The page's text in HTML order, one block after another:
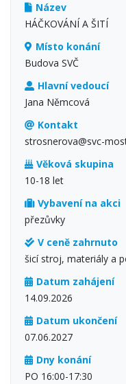
Název
HÁČKOVÁNÍ A ŠITÍ
Místo konání
Budova SVČ
Hlavní vedoucí
Jana Němcová
Kontakt
strosnerova@svc-
Věková skupina
10-18 let
Vybavení na akci
přezůvky
V ceně zahrnuto
šicí stroj, materiály a
Datum zahájení
14.09.2026
Datum ukončení
07.06.2027
Dny konání
PO 16:00-17:30